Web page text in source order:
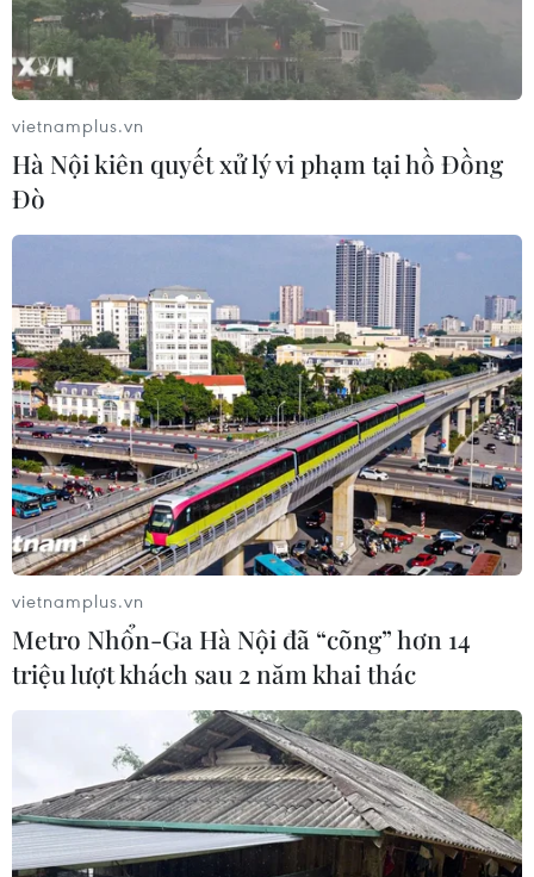
EU chi 20 triệu euro để phát triển công
15/05/2014 09:31
Ủy ban châu Âu vừa công bố "Sáng kiến công nghiệp
bền vững, phát thải khí cácbon thấp - Giai đoạn 2" để
ứng phó với tình trạng biến đổi khí hậu.
vietnamplus.vn
Hà Nội kiên quyết xử lý vi phạm tại hồ Đồng
Đò
vietnamplus.vn
Metro Nhổn-Ga Hà Nội đã “cõng” hơn 14
triệu lượt khách sau 2 năm khai thác